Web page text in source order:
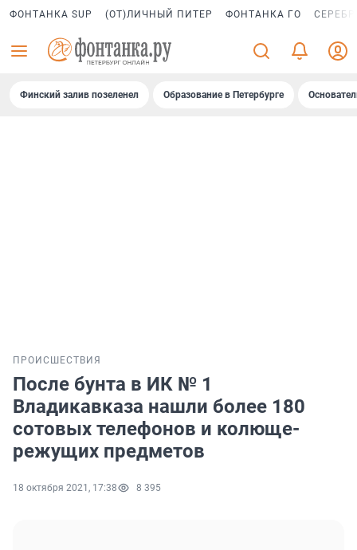
ФОНТАНКА SUP (ОТ)ЛИЧНЫЙ ПИТЕР ФОНТАНКА ГО
Финский залив позеленел Образование в Петербурге
ПРОИСШЕСТВИЯ
После бунта в ИК № 1
Владикавказа нашли более 180
сотовых телефонов и колюще-
режущих предметов
18 октября 2021, 17:38 8 395